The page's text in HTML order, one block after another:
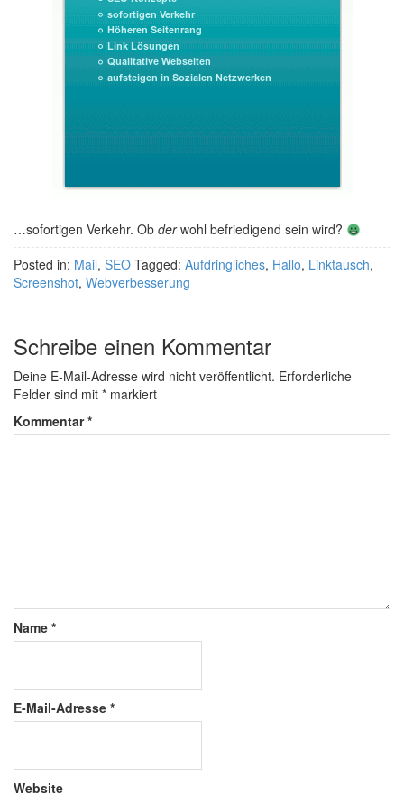
…sofortigen Verkehr. Ob derwohl befriedigend sein wird?
Posted in: Mail, SEO Tagged: Aufdringliches, Hallo, Linktausch,
Screenshot, Webverbesserung
Schreibe einen Kommentar
Deine E-Mail-Adresse wird nicht veröffentlicht. Erforderliche
Felder sind mit * markiert
Kommentar*
Name *
E-Mail-Adresse *
Website